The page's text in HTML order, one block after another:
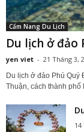
Cẩm Nang Du Lịch
Du lịch ở đảo
yen viet - 21 Tháng 3,
Du lịch ở đảo Phú Quý
Thuận, cách thành phố
14